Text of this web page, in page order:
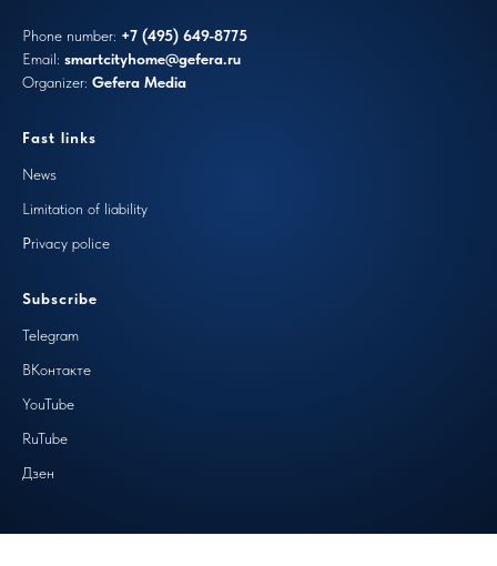
Phone number: +7 (495) 649-8775
Email: smartcityhome@gefera.ru
Organizer: Gefera Media
Fast links
News
Limitation of liability
Privacy police
Subscribe
Telegram
ВКонтакте
YouTube
RuTube
Дзен